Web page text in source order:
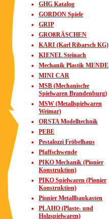
GHG Katalog
GORDON Spiele
GRIP
GROßRÄSCHEN
KARI (Karl Ribarsch KG)
KIENEL Steinach
Mechanik Plastik MENDE
MINI CAR
MSB (Mechanische
Spielwaren Brandenburg)
MSW (Metallspielwaren
Weimar)
ORSTA Modelltechnik
PEBE
Pestalozzi Fröbelhaus
Pfaffschwende
PIKO Mechanik (Pionier
Konstruktion)
PIKO Spielwaren (Pionier
Konstruktion)
Pionier Metallbaukasten
PLAHO (Plaste- und
Holzspielwaren)